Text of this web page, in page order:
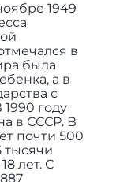
1949
в
была
а в
с
году
в СССР. В
почти 500
тысячи
лет. С